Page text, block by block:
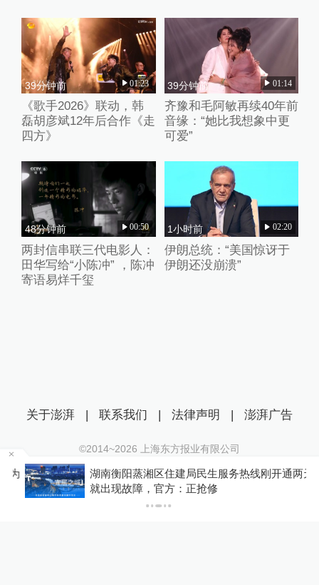
39分钟前 01:23
《歌手2026》联动，韩
磊胡彦斌12年后合作《走
四方》
39分钟前 01:14
齐豫和毛阿敏再续40年前
音缘：“她比我想象中更
可爱”
48分钟前 00:50
两封信串联三代电影人：
田华写给“小陈冲” ，陈冲
寄语易烊千玺
1小时前 02:20
伊朗总统：“美国惊讶于
伊朗还没崩溃”
湖南衡阳蒸湘区住建局民生服务热线刚开通两天
就出现故障，官方：正抢修
关于澎湃 | 联系我们 | 法律声明 | 澎湃广告
©2014~2026 上海东方报业有限公司
沪ICP证：沪B2-20170116 | 沪ICP备14003370号
互联网新闻信息服务许可证：31120170006
沪公网安备 31010602000299号